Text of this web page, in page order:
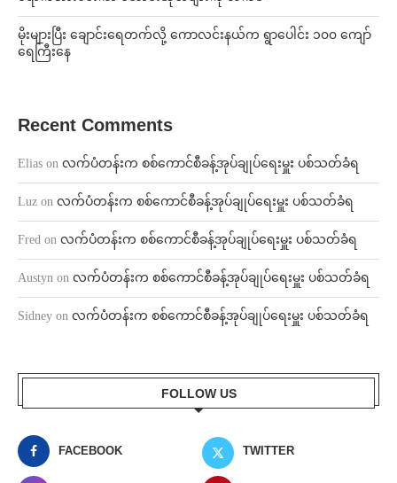
⁨မိုးများပြီး ချောင်းရေတက်လို့ ကောလင်းနယ်က ရွာပေါင်း ၁၀၀ ကျော်
ရေကြီးနေ
Recent Comments
Elias on လက်ပံတန်းက စစ်ကောင်စီခန့်အုပ်ချုပ်ရေးမှူး ပစ်သတ်ခံရ
Luz on လက်ပံတန်းက စစ်ကောင်စီခန့်အုပ်ချုပ်ရေးမှူး ပစ်သတ်ခံရ
Fred on လက်ပံတန်းက စစ်ကောင်စီခန့်အုပ်ချုပ်ရေးမှူး ပစ်သတ်ခံရ
Austyn on လက်ပံတန်းက စစ်ကောင်စီခန့်အုပ်ချုပ်ရေးမှူး ပစ်သတ်ခံရ
Sidney on လက်ပံတန်းက စစ်ကောင်စီခန့်အုပ်ချုပ်ရေးမှူး ပစ်သတ်ခံရ
FOLLOW US
FACEBOOK TWITTER